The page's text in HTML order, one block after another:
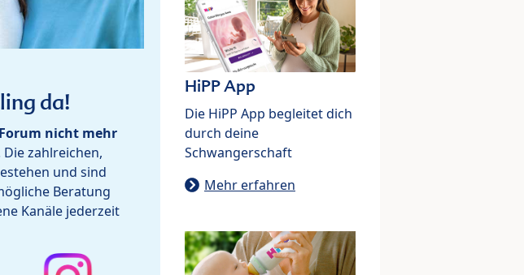
da!
nicht mehr
zahlreichen,
und sind
Beratung
Kanäle jederzeit
HiPP App
Die HiPP App begleitet dich
durch deine
Schwangerschaft
Mehr erfahren